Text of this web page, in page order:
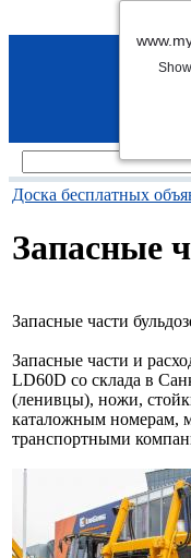
Доска бесплатных
Запасные
Запасные части
Запасные части и
LD60D со склада в
(ленивцы), ножи,
каталожным номерам,
транспортными